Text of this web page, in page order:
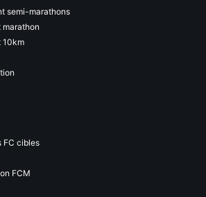
semi-marathons
marathon
10km
FC cibles
FCM